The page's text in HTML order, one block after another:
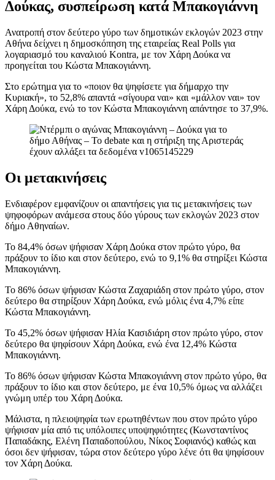
Δούκας, συσπείρωση κατά Μπακογιάννη
Ανατροπή στον δεύτερο γύρο των δημοτικών εκλογών 2023 στην
Αθήνα δείχνει η δημοσκόπηση της εταιρείας Real Polls για
λογαριασμό του καναλιού Kontra, με τον Χάρη Δούκα να
προηγείται του Κώστα Μπακογιάννη.
Στο ερώτημα για το «ποιον θα ψηφίσετε για δήμαρχο την
Κυριακή», το 52,8% απαντά «σίγουρα ναι» και «μάλλον ναι» τον
Χάρη Δούκα, ενώ το τον Κώστα Μπακογιάννη απάντησε το 37,9%.
Οι μετακινήσεις
Ενδιαφέρον εμφανίζουν οι απαντήσεις για τις μετακινήσεις των
ψηφοφόρων ανάμεσα στους δύο γύρους των εκλογών 2023 στον
δήμο Αθηναίων.
Το 84,4% όσων ψήφισαν Χάρη Δούκα στον πρώτο γύρο, θα
πράξουν το ίδιο και στον δεύτερο, ενώ το 9,1% θα στηρίξει Κώστα
Μπακογιάννη.
Το 86% όσων ψήφισαν Κώστα Ζαχαριάδη στον πρώτο γύρο, στον
δεύτερο θα στηρίξουν Χάρη Δούκα, ενώ μόλις ένα 4,7% είπε
Κώστα Μπακογιάννη.
Το 45,2% όσων ψήφισαν Ηλία Κασιδιάρη στον πρώτο γύρο, στον
δεύτερο θα ψηφίσουν Χάρη Δούκα, ενώ ένα 12,4% Κώστα
Μπακογιάννη.
Το 86% όσων ψήφισαν Κώστα Μπακογιάννη στον πρώτο γύρο, θα
πράξουν το ίδιο και στον δεύτερο, με ένα 10,5% όμως να αλλάζει
γνώμη υπέρ του Χάρη Δούκα.
Μάλιστα, η πλειοψηφία των ερωτηθέντων που στον πρώτο γύρο
ψήφισαν μία από τις υπόλοιπες υποψηφιότητες (Κωνσταντίνος
Παπαδάκης, Ελένη Παπαδοπούλου, Νίκος Σοφιανός) καθώς και
όσοι δεν ψήφισαν, τώρα στον δεύτερο γύρο λένε ότι θα ψηφίσουν
τον Χάρη Δούκα.